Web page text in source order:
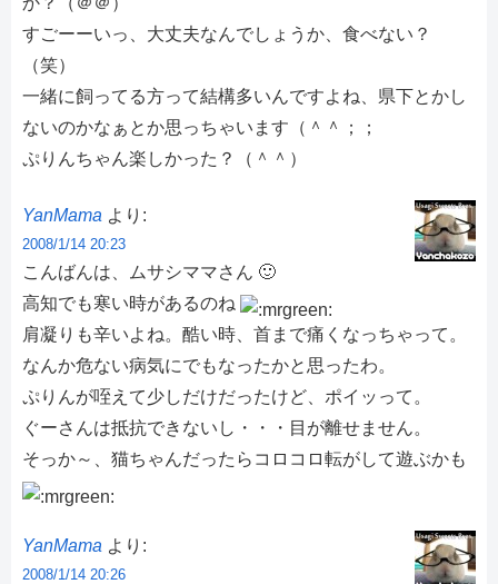
すごーーいっ、大丈夫なんでしょうか、食べない？
（笑）
一緒に飼ってる方って結構多いんですよね、県下とかし
ないのかなぁとか思っちゃいます（＾＾；；
ぷりんちゃん楽しかった？（＾＾）
YanMama より:
2008/1/14 20:23
こんばんは、ムサシママさん 🙂
高知でも寒い時があるのね
肩凝りも辛いよね。酷い時、首まで痛くなっちゃって。
なんか危ない病気にでもなったかと思ったわ。
ぷりんが咥えて少しだけだったけど、ポイッって。
ぐーさんは抵抗できないし・・・目が離せません。
そっか～、猫ちゃんだったらコロコロ転がして遊ぶかも
YanMama より:
2008/1/14 20:26